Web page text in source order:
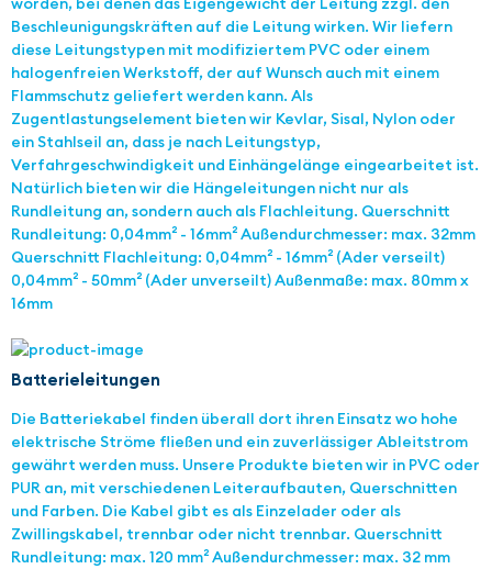
Beschleunigungskräften auf die Leitung wirken. Wir liefern
diese Leitungstypen mit modifiziertem PVC oder einem
halogenfreien Werkstoff, der auf Wunsch auch mit einem
Flammschutz geliefert werden kann. Als
Zugentlastungselement bieten wir Kevlar, Sisal, Nylon oder
ein Stahlseil an, dass je nach Leitungstyp,
Verfahrgeschwindigkeit und Einhängelänge eingearbeitet ist.
Natürlich bieten wir die Hängeleitungen nicht nur als
Rundleitung an, sondern auch als Flachleitung. Querschnitt
Rundleitung: 0,04mm² - 16mm² Außendurchmesser: max. 32mm
Querschnitt Flachleitung: 0,04mm² - 16mm² (Ader verseilt)
0,04mm² - 50mm² (Ader unverseilt) Außenmaße: max. 80mm x
16mm
Batterieleitungen
Die Batteriekabel finden überall dort ihren Einsatz wo hohe
elektrische Ströme fließen und ein zuverlässiger Ableitstrom
gewährt werden muss. Unsere Produkte bieten wir in PVC oder
PUR an, mit verschiedenen Leiteraufbauten, Querschnitten
und Farben. Die Kabel gibt es als Einzelader oder als
Zwillingskabel, trennbar oder nicht trennbar. Querschnitt
Rundleitung: max. 120 mm² Außendurchmesser: max. 32 mm